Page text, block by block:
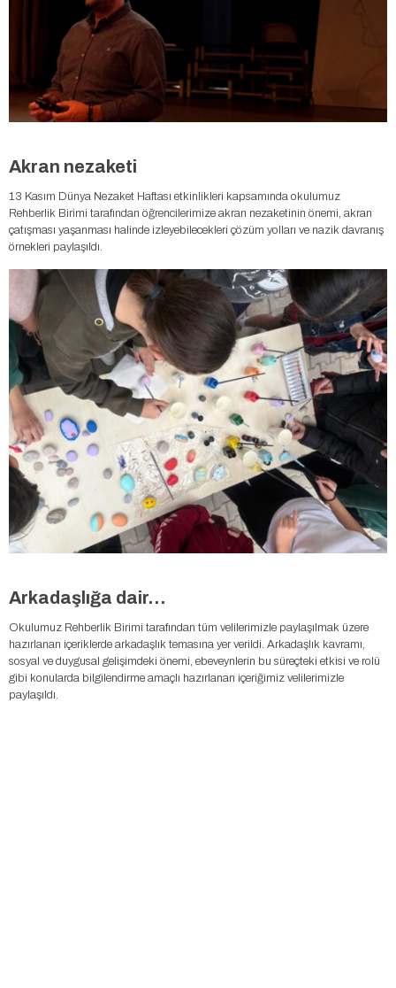
Akran nezaketi
13 Kasım Dünya Nezaket Haftası etkinlikleri kapsamında okulumuz
Rehberlik Birimi tarafından öğrencilerimize akran nezaketinin önemi, akran
çatışması yaşanması halinde izleyebilecekleri çözüm yolları ve nazik davranış
örnekleri paylaşıldı.
Arkadaşlığa dair…
Okulumuz Rehberlik Birimi tarafından tüm velilerimizle paylaşılmak üzere
hazırlanan içeriklerde arkadaşlık temasına yer verildi. Arkadaşlık kavramı,
sosyal ve duygusal gelişimdeki önemi, ebeveynlerin bu süreçteki etkisi ve rolü
gibi konularda bilgilendirme amaçlı hazırlanan içeriğimiz velilerimizle
paylaşıldı.